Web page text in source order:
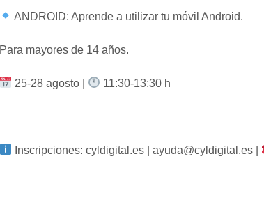
ANDROID: Aprende a utilizar tu móvil Android.
Para mayores de 14 años.
25-28 agosto | 11:30-13:30 h
Inscripciones: cyldigital.es | ayuda@cyldigital.es |